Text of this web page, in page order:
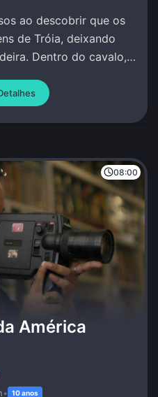
ao descobrir que os
de Tróia, deixando
Dentro do cavalo,
08:00
América
• 10 anos